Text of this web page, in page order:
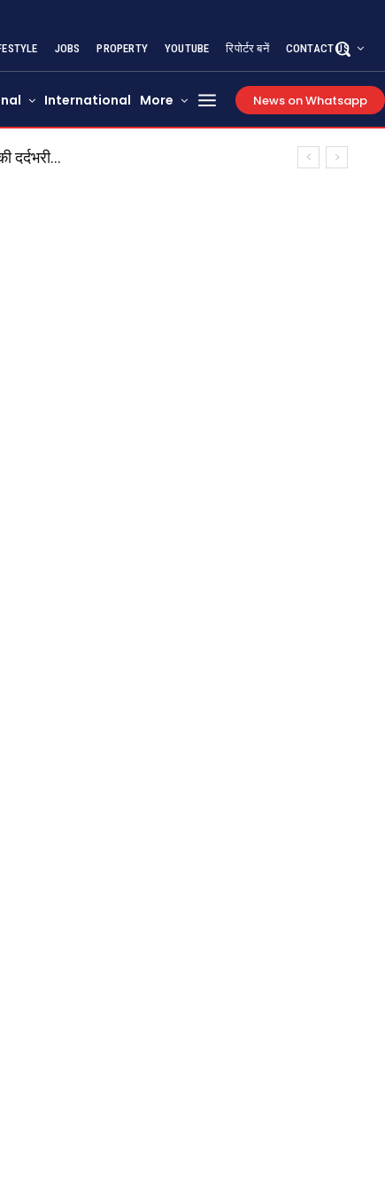
JOBS PROPERTY YOUTUBE रिपोर्टर बनें CONTACT US
International More News on Whatsapp
दर्दभरी...